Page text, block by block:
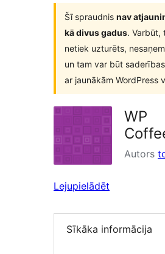
Šī spraudnis nav
kā divus gadus. Varbūt,
netiek uzturēts,
un tam var būt
ar jaunākām WordPress
WP
Autors
Lejupielādēt
Sīkāka informācija